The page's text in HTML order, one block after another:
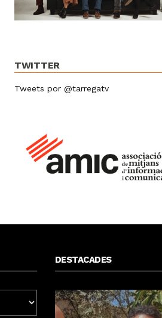
TWITTER
Tweets por @tarregatv
DESTACADES